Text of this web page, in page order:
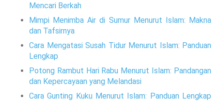
Mencari Berkah
Mimpi Menimba Air di Sumur Menurut Islam: Makna
dan Tafsirnya
Cara Mengatasi Susah Tidur Menurut Islam: Panduan
Lengkap
Potong Rambut Hari Rabu Menurut Islam: Pandangan
dan Kepercayaan yang Melandasi
Cara Gunting Kuku Menurut Islam: Panduan Lengkap